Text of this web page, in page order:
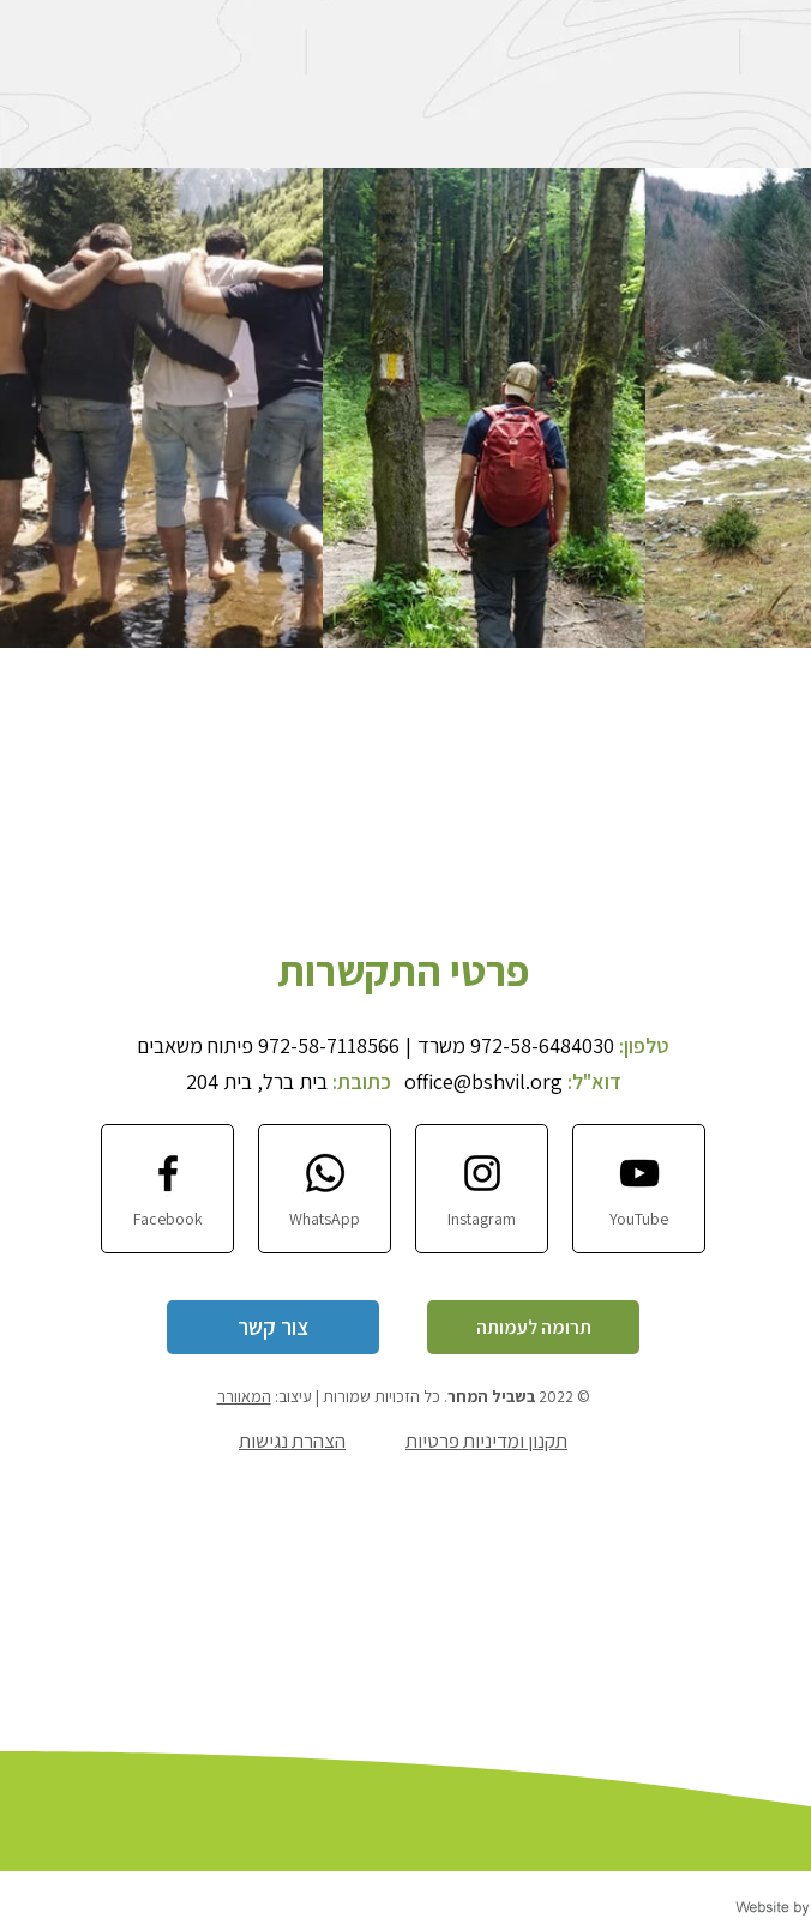
פרטי התקשרות
טלפון: 972-58-6484030 משרד |
972-58-7118566פיתוח משאבים
דוא"ל: office@bshvil.org כתובת: בית ברל, בית 204
YouTube
Instagram
WhatsApp
Facebook
תרומה לעמותה צור קשר
© 2022 בשביל המחר. כל הזכויות שמורות | עיצוב: המאוורר
תקנון ומדיניות פרטיות הצהרת נגישות